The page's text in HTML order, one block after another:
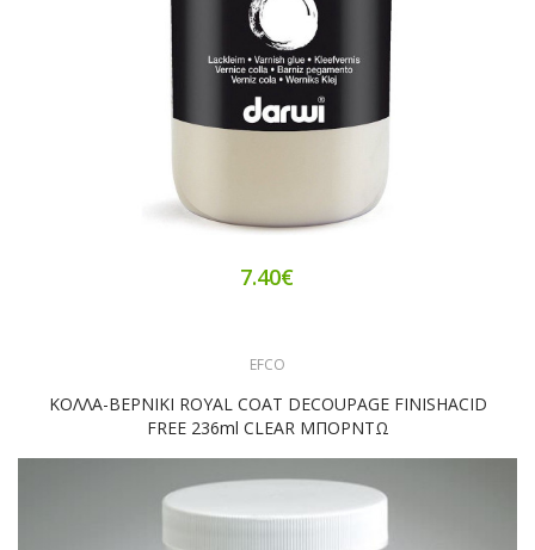
7.40€
EFCO
ΚΟΛΛΑ-ΒΕΡΝΙΚΙ ROYAL COAT DECOUPAGE FINISHACID
FREE 236ml CLEAR ΜΠΟΡΝΤΩ